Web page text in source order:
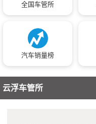
全国车管所
汽车销量榜
云浮车管所